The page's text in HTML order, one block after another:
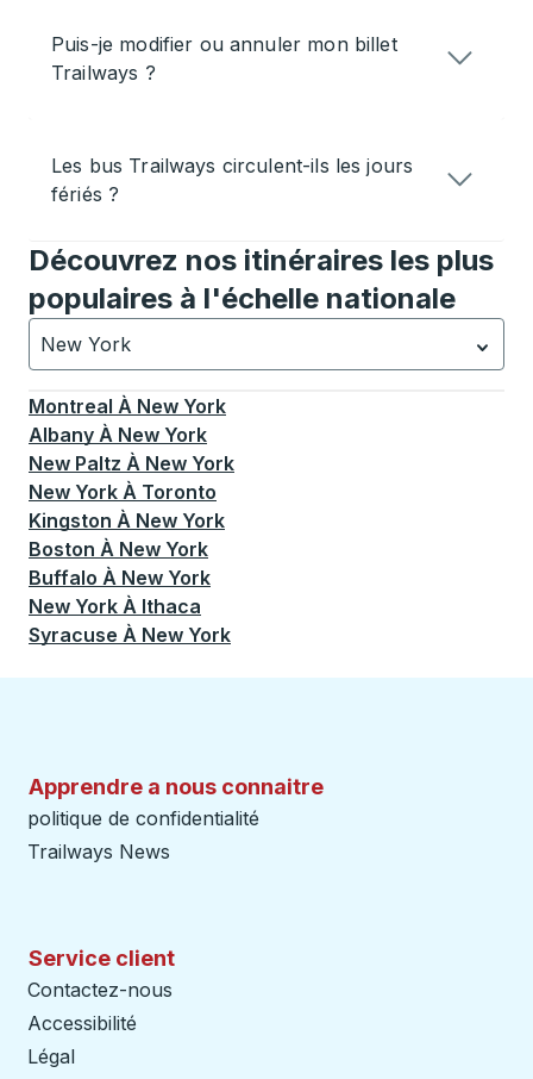
Puis-je modifier ou annuler mon billet
Trailways ?
Les bus Trailways circulent-ils les jours
fériés ?
Découvrez nos itinéraires les plus
populaires à l'échelle nationale
New York
Actuellement sélectionné: New York.La sélection est
Montreal À New York
Albany À New York
New Paltz À New York
New York À Toronto
Kingston À New York
Boston À New York
Buffalo À New York
New York À Ithaca
Syracuse À New York
Apprendre a nous connaitre
politique de confidentialité
Trailways News
Service client
Contactez-nous
Accessibilité
Légal